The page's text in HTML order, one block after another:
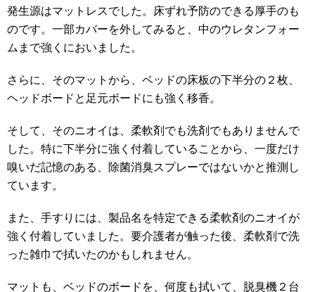
発生源はマットレスでした。床ずれ予防のできる厚手のも
のです。一部カバーを外してみると、中のウレタンフォー
ムまで強くにおいました。
さらに、そのマットから、ベッドの床板の下半分の２枚、
ヘッドボードと足元ボードにも強く移香。
そして、そのニオイは、柔軟剤でも洗剤でもありませんで
した。特に下半分に強く付着していることから、一度だけ
嗅いだ記憶のある、除菌消臭スプレーではないかと推測し
ています。
また、手すりには、製品名を特定できる柔軟剤のニオイが
強く付着していました。要介護者が触った後、柔軟剤で洗
った雑巾で拭いたのかもしれません。
マットも、ベッドのボードを、何度も拭いて、脱臭機２台